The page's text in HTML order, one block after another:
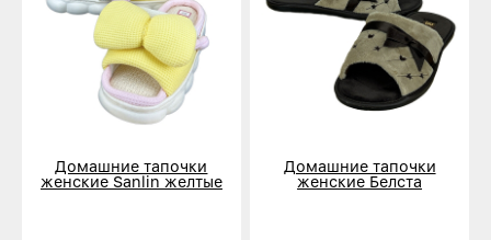
Домашние тапочки
женские Sanlin желтые
Домашние тапочки
женские Белста